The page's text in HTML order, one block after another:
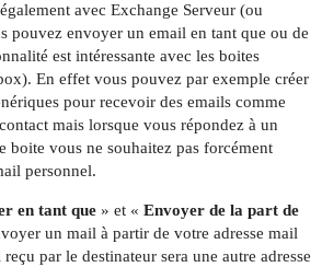
avec Exchange Serveur (ou
pouvez envoyer un email en tant que ou de
est intéressante avec les boites
En effet vous pouvez par exemple créer
pour recevoir des emails comme
mais lorsque vous répondez à un
boite vous ne souhaitez pas forcément
personnel.
en tant que » et « Envoyer de la part de
un mail à partir de votre adresse mail
par le destinateur sera une autre adresse